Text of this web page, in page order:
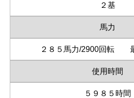
２基
馬力
２８５馬力/2900回転
使用時間
５９８５時間